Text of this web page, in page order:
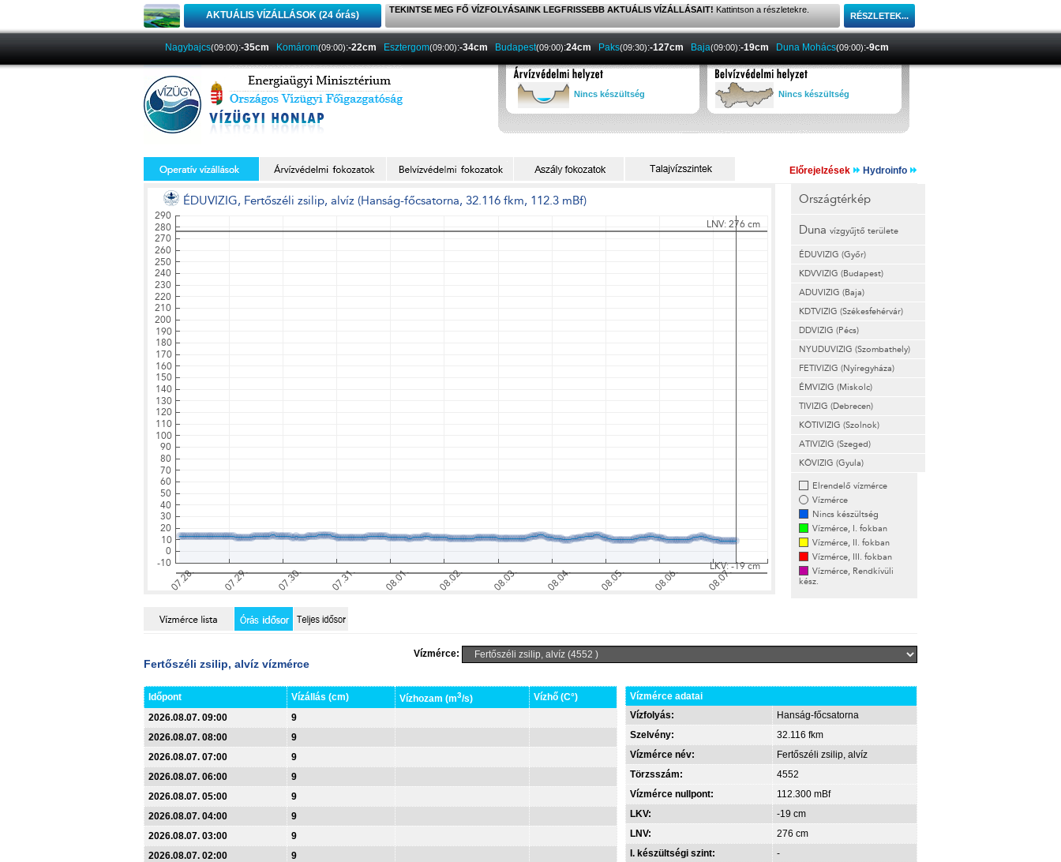
AKTUÁLIS VÍZÁLLÁSOK (24 órás) TEKINTSE MEG FŐ VÍZFOLYÁSAINK LEGFRISSEBB AKTUÁLIS VÍZÁLLÁSAIT! Kattintson a részletekre.
Nagybajcs(09:00):-35cm Komárom(09:00):-22cm Esztergom(09:00):-34cm Budapest(09:00):24cm Paks(09:30):-127cm Baja(09:00):-19cm Duna Mohács(09:00):-9cm
Nincs készültség Nincs készültség
Előrejelzések Hydroinfo
Országtérkép
Duna vízgyűjtő területe
ÉDUVIZIG (Győr)
KDVVIZIG (Budapest)
ADUVIZIG (Baja)
KDTVIZIG (Székesfehérvár)
DDVIZIG (Pécs)
NYUDUVIZIG (Szombathely)
FETIVIZIG (Nyíregyháza)
ÉMVIZIG (Miskolc)
TIVIZIG (Debrecen)
KÖTIVIZIG (Szolnok)
ATIVIZIG (Szeged)
KÖVIZIG (Gyula)
Elrendelő vízmérce
Vízmérce
Nincs készültség
Vízmérce, I. fokban
Vízmérce, II. fokban
Vízmérce, III. fokban
Vízmérce, Rendkívüli
kész.
Vízmérce:
Fertőszéli zsilip, alvíz vízmérce
Időpont Vízállás (cm) Vízhozam (m3/s)
Vízhő (C°)
2026.08.07. 09:00
9
2026.08.07. 08:00
9
2026.08.07. 07:00
9
2026.08.07. 06:00
9
2026.08.07. 05:00
9
2026.08.07. 04:00
9
2026.08.07. 03:00
9
2026.08.07. 02:00
9
Vízmérce adatai
Vízfolyás:
Hanság-főcsatorna
Szelvény:
32.116 fkm
Vízmérce név:
Fertőszéli zsilip, alvíz
Törzsszám:
4552
Vízmérce nullpont:
112.300 mBf
LKV:
-19 cm
LNV:
276 cm
I. készültségi szint:
-